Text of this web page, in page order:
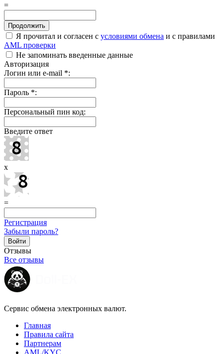
=
Я прочитал и согласен с условиями обмена и с правилами
AML проверки
Не запоминать введенные данные
Авторизация
Логин или e-mail *:
Пароль *:
Персональный пин код:
Введите ответ
x
=
Регистрация
Забыли пароль?
Отзывы
Все отзывы
Сервис обмена электронных валют.
Главная
Правила сайта
Партнерам
AML/KYC